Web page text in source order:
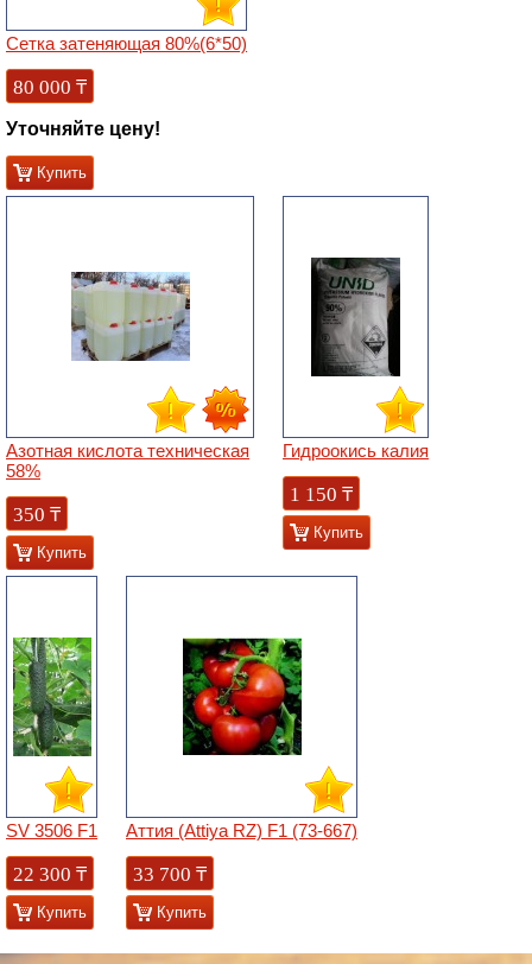
Сетка затеняющая 80%(6*50)
80 000 ₸
Уточняйте цену!
Купить
Азотная кислота техническая
58%
350 ₸
Купить
Гидроокись калия
1 150 ₸
Купить
SV 3506 F1
22 300 ₸
Купить
Аттия (Attiya RZ) F1 (73-667)
33 700 ₸
Купить